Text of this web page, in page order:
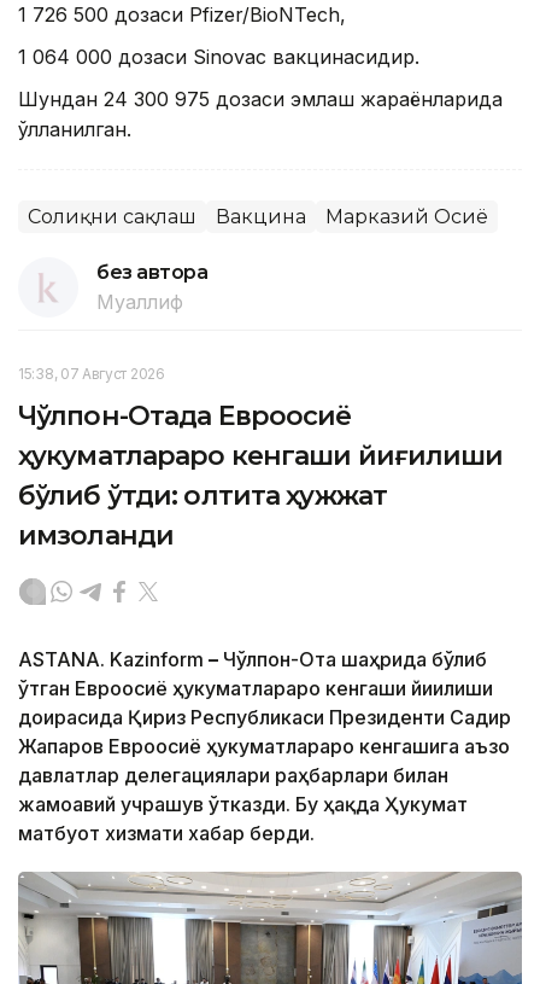
1 726 500 дозаси Pfizer/BioNTech,
1 064 000 дозаси Sinovac вакцинасидир.
Шундан 24 300 975 дозаси эмлаш жараёнларида
қўлланилган.
Соғлиқни сақлаш Вакцина Марказий Осиё
без автора
Муаллиф
15:38, 07 Август 2026
Чўлпон-Отада Евроосиё
ҳукуматлараро кенгаши йиғилиши
бўлиб ўтди: олтита ҳужжат
имзоланди
ASTANA. Kazinform – Чўлпон-Ота шаҳрида бўлиб
ўтган Евроосиё ҳукуматлараро кенгаши йиғилиши
доирасида Қирғиз Республикаси Президенти Садир
Жапаров Евроосиё ҳукуматлараро кенгашига аъзо
давлатлар делегациялари раҳбарлари билан
жамоавий учрашув ўтказди. Бу ҳақда Ҳукумат
матбуот хизмати хабар берди.